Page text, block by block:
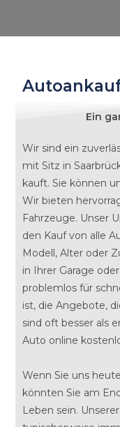
Ein
Wir sind ein
mit Sitz in
kauft. Sie können
Wir bieten
Fahrzeuge. Unser
den Kauf von alle
Modell, Alter oder
in Ihrer Garage
problemlos für
ist, die Angebote,
sind oft besser als
Auto online
Wenn Sie uns
könnten Sie am
Leben sein.